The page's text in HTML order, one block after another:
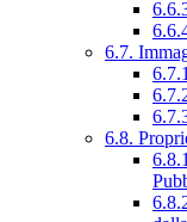
6.7.
6.8.